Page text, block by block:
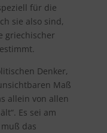
für die
sie also sind,
griechischer
Denker,
Maß
allein von allen
Es sei am
das